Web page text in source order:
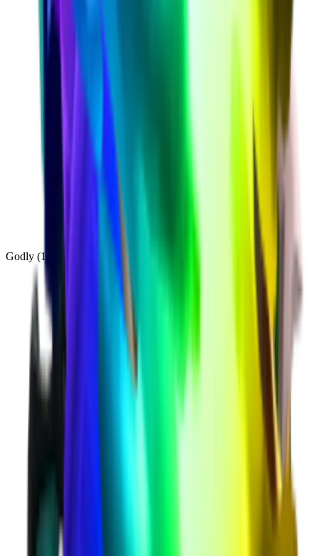
Godly (143